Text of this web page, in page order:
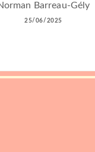
Barreau-Gély
25/06/2025